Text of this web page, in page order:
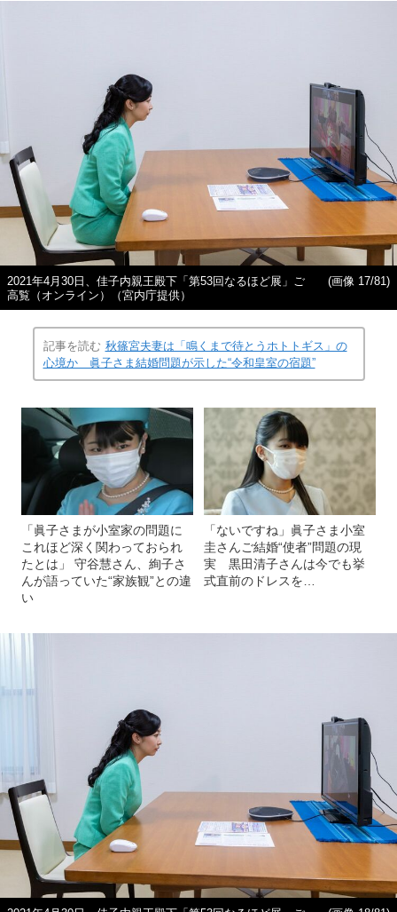
2021年4月30日、佳子内親王殿下「第53回なるほど展」ご
高覧（オンライン）（宮内庁提供）
(画像 17/81)
記事を読む 秋篠宮夫妻は「鳴くまで待とうホトトギス」の
心境か 眞子さま結婚問題が示した“令和皇室の宿題”
「眞子さまが小室家の問題に
これほど深く関わっておられ
たとは」 守谷慧さん、絢子さ
んが語っていた“家族観”との違
い
「ないですね」眞子さま小室
圭さんご結婚“使者”問題の現
実 黒田清子さんは今でも挙
式直前のドレスを…